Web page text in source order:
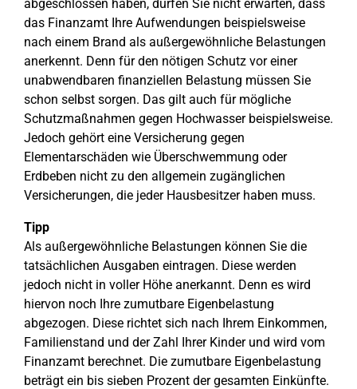
abgeschlossen haben, dürfen Sie nicht erwarten, dass
das Finanzamt Ihre Aufwendungen beispielsweise
nach einem Brand als außergewöhnliche Belastungen
anerkennt. Denn für den nötigen Schutz vor einer
unabwendbaren finanziellen Belastung müssen Sie
schon selbst sorgen. Das gilt auch für mögliche
Schutzmaßnahmen gegen Hochwasser beispielsweise.
Jedoch gehört eine Versicherung gegen
Elementarschäden wie Überschwemmung oder
Erdbeben nicht zu den allgemein zugänglichen
Versicherungen, die jeder Hausbesitzer haben muss.
Tipp
Als außergewöhnliche Belastungen können Sie die
tatsächlichen Ausgaben eintragen. Diese werden
jedoch nicht in voller Höhe anerkannt. Denn es wird
hiervon noch Ihre zumutbare Eigenbelastung
abgezogen. Diese richtet sich nach Ihrem Einkommen,
Familienstand und der Zahl Ihrer Kinder und wird vom
Finanzamt berechnet. Die zumutbare Eigenbelastung
beträgt ein bis sieben Prozent der gesamten Einkünfte.